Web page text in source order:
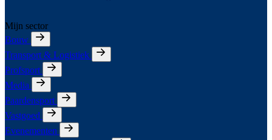
Mijn sector
Bouw
Transport & Logistiek
Profsport
Media
Paardensport
Vastgoed
Evenementen